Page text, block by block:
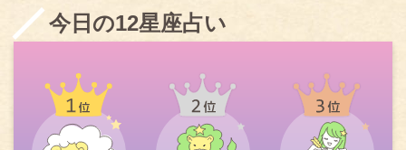
今日の12星座占い